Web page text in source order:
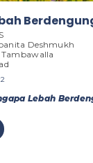
Deshmukh
Lebah